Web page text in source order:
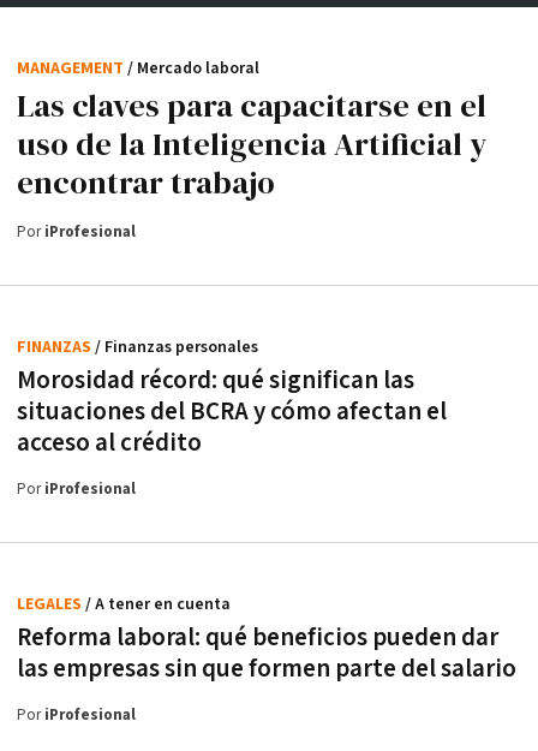
Las claves para capacitarse en el
uso de la Inteligencia Artificial y
encontrar trabajo
MANAGEMENT / Mercado laboral
PoriProfesional
Morosidad récord: qué significan las
situaciones del BCRA y cómo afectan el
acceso al crédito
FINANZAS / Finanzas personales
PoriProfesional
Reforma laboral: qué beneficios pueden dar
las empresas sin que formen parte del salario
LEGALES / A tener en cuenta
PoriProfesional